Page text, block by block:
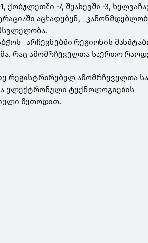
ქობულეთში -7, შუახევში -3,
აცხადებენ,
არჩევნებში რეგიონის
რაც ამომრჩეველთა საერთო
რეგისტრირებულ ამომრჩეველთა
ელექტრონული ტექნოლოგიების
მეთოდით.